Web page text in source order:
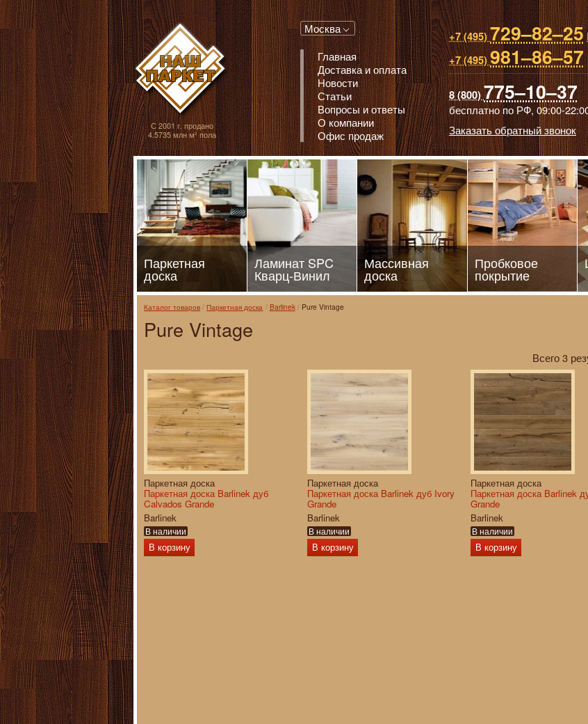
Паркет, Штучный паркет, Массивная доска, Ламинированный паркет
С 2001 г. продано
4.5735 млн м² пола
Москва
Главная
Доставка и оплата
Новости
Статьи
Вопросы и ответы
О компании
Офис продаж
+7 (495)729–82–25
+7 (495)981–86–57
8 (800)775–10–37
бесплатно по РФ,09:00-
Заказать обратный звонок
Паркетная
доска
Ламинат SPC
Кварц-Винил
Массивная
доска
Пробковое
покрытие
Каталог товаров Паркетная доска Barlinek Pure Vintage
Pure Vintage
Всего 3
Паркетная доска
Паркетная доска Barlinek дуб
Calvados Grande
Barlinek
В наличии
В корзину
Паркетная доска
Паркетная доска Barlinek дуб Ivory
Grande
Barlinek
В наличии
В корзину
Паркетная доска
Паркетная доска Barlinek
Grande
Barlinek
В наличии
В корзину